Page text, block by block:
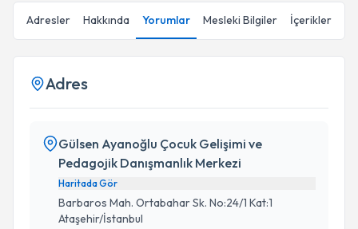
Adresler Hakkında Yorumlar Mesleki Bilgiler İçerikler
Adres
Gülsen Ayanoğlu Çocuk Gelişimi ve
Pedagojik Danışmanlık Merkezi
Haritada Gör
Barbaros Mah. Ortabahar Sk. No:24/1 Kat:1
Ataşehir/İstanbul